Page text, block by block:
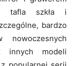
tafla szkła i
bardzo
innych modeli